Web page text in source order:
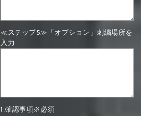
≪ステップ5≫「オプション」刺繍場所を
入力
1.確認事項※必須